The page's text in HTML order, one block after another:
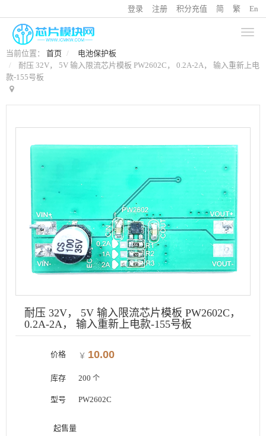
登录 注册 积分充值 简 繁 En
当前位置： 首页
电池保护板
耐压 32V， 5V 输入限流芯片模板 PW2602C， 0.2A-2A， 输入重新上电
款-155号板
耐压 32V， 5V 输入限流芯片模板 PW2602C，
0.2A-2A， 输入重新上电款-155号板
价格 ￥ 10.00
库存 200 个
型号 PW2602C
起售量